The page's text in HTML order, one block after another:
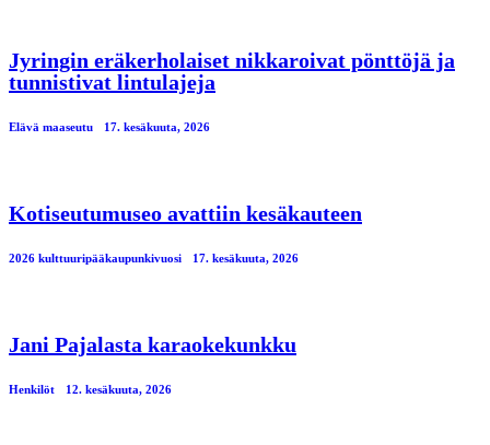
Jyringin eräkerholaiset nikkaroivat pönttöjä ja
tunnistivat lintulajeja
Elävä maaseutu 17. kesäkuuta, 2026
Kotiseutumuseo avattiin kesäkauteen
2026 kulttuuripääkaupunkivuosi 17. kesäkuuta, 2026
Jani Pajalasta karaokekunkku
Henkilöt 12. kesäkuuta, 2026